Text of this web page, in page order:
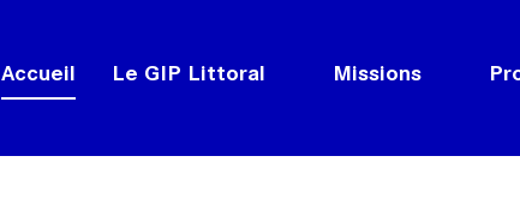
Accueil Le GIP Littoral Missions